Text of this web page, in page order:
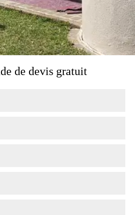
de devis gratuit